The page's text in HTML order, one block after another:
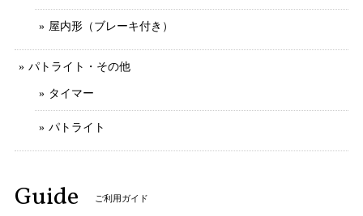
屋内形（ブレーキ付き）
パトライト・その他
タイマー
パトライト
Guide ご利用ガイド